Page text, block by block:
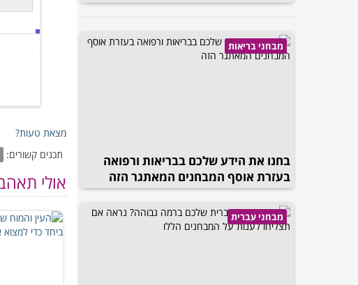
מבחני בריאות
בחנו את הידע שלכם בבריאות ורפואה
בעזרת אוסף המבחנים המאתגר הזה
מבחני עברית
מצאת טעות?
תכנים קשורים:
אולי